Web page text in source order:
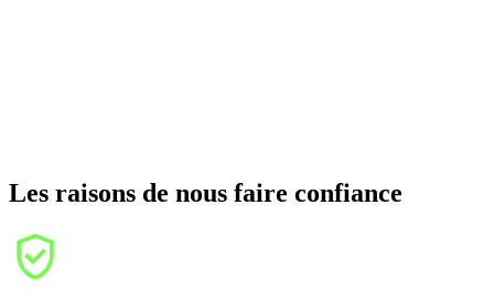
Les raisons de nous faire confiance